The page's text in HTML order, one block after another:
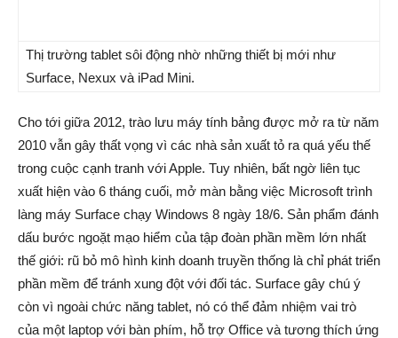
Thị trường tablet sôi động nhờ những thiết bị mới như
Surface, Nexux và iPad Mini.
Cho tới giữa 2012, trào lưu máy tính bảng được mở ra từ năm
2010 vẫn gây thất vọng vì các nhà sản xuất tỏ ra quá yếu thế
trong cuộc cạnh tranh với Apple. Tuy nhiên, bất ngờ liên tục
xuất hiện vào 6 tháng cuối, mở màn bằng việc Microsoft trình
làng máy Surface chạy Windows 8 ngày 18/6. Sản phẩm đánh
dấu bước ngoặt mạo hiểm của tập đoàn phần mềm lớn nhất
thế giới: rũ bỏ mô hình kinh doanh truyền thống là chỉ phát triển
phần mềm để tránh xung đột với đối tác. Surface gây chú ý
còn vì ngoài chức năng tablet, nó có thể đảm nhiệm vai trò
của một laptop với bàn phím, hỗ trợ Office và tương thích ứng